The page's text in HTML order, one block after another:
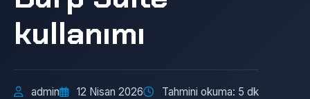
kullanımı
admin 12 Nisan 2026 Tahmini okuma: 5 dk